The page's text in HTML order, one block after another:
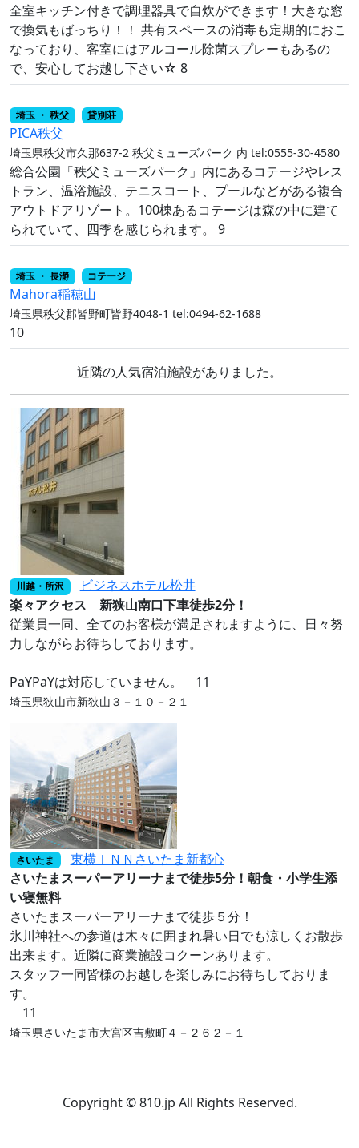
全室キッチン付きで調理器具で自炊ができます！大きな窓
で換気もばっちり！！ 共有スペースの消毒も定期的におこ
なっており、客室にはアルコール除菌スプレーもあるの
で、安心してお越し下さい☆ 8
埼玉 ・ 秩父 貸別荘
PICA秩父
埼玉県秩父市久那637-2 秩父ミューズパーク 内 tel:0555-30-4580
総合公園「秩父ミューズパーク」内にあるコテージやレス
トラン、温浴施設、テニスコート、プールなどがある複合
アウトドアリゾート。100棟あるコテージは森の中に建て
られていて、四季を感じられます。 9
埼玉 ・ 長瀞 コテージ
Mahora稲穂山
埼玉県秩父郡皆野町皆野4048-1 tel:0494-62-1688
10
近隣の人気宿泊施設がありました。
川越・所沢
ビジネスホテル松井
楽々アクセス 新狭山南口下車徒歩2分！
従業員一同、全てのお客様が満足されますように、日々努
力しながらお待ちしております。
PaYPaYは対応していません。 11
埼玉県狭山市新狭山３－１０－２１
さいたま
東横ＩＮＮさいたま新都心
さいたまスーパーアリーナまで徒歩5分！朝食・小学生添
い寝無料
さいたまスーパーアリーナまで徒歩５分！
氷川神社への参道は木々に囲まれ暑い日でも涼しくお散歩
出来ます。近隣に商業施設コクーンあります。
スタッフ一同皆様のお越しを楽しみにお待ちしておりま
す。
11
埼玉県さいたま市大宮区吉敷町４－２６２－１
Copyright © 810.jp All Rights Reserved.